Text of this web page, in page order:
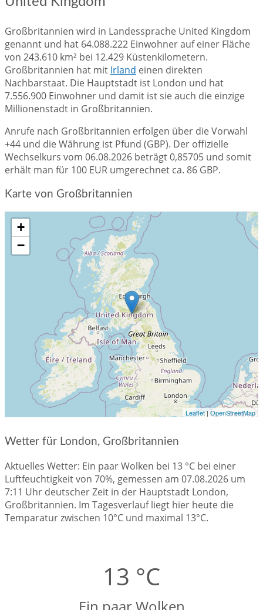
Großbritannien wird in Landessprache United Kingdom
genannt und hat 64.088.222 Einwohner auf einer Fläche
von 243.610 km² bei 12.429 Küstenkilometern.
Großbritannien hat mit Irland einen direkten
Nachbarstaat. Die Hauptstadt ist London und hat
7.556.900 Einwohner und damit ist sie auch die einzige
Millionenstadt in Großbritannien.
Anrufe nach Großbritannien erfolgen über die Vorwahl
+44 und die Währung ist Pfund (GBP). Der offizielle
Wechselkurs vom 06.08.2026 beträgt 0,85705 und somit
erhält man für 100 EUR umgerechnet ca. 86 GBP.
Karte von Großbritannien
+
−
Leaflet |OpenStreetMap
Wetter für London, Großbritannien
Aktuelles Wetter: Ein paar Wolken bei 13 °C bei einer
Luftfeuchtigkeit von 70%, gemessen am 07.08.2026 um
7:11 Uhr deutscher Zeit in der Hauptstadt London,
Großbritannien. Im Tagesverlauf liegt hier heute die
Temparatur zwischen 10°C und maximal 13°C.
13 °C